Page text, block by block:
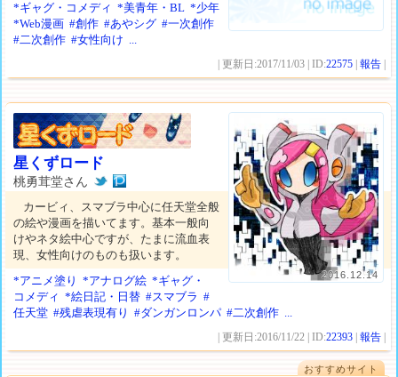
*ギャグ・コメディ *美青年・BL *少年
*Web漫画 #創作 #あやシグ #一次創作
#二次創作 #女性向け ...
| 更新日:2017/11/03 | ID:22575 |報告
2016.12.14
星くずロード
桃勇茸堂さん
カービィ、スマブラ中心に任天堂全般
の絵や漫画を描いてます。基本一般向
けやネタ絵中心ですが、たまに流血表
現、女性向けのものも扱います。
*アニメ塗り
*アナログ絵 *ギャグ・
コメディ *絵日記・日替 #スマブラ #
任天堂 #残虐表現有り #ダンガンロンパ #二次創作 ...
| 更新日:2016/11/22 | ID:22393 |報告
おすすめサイト